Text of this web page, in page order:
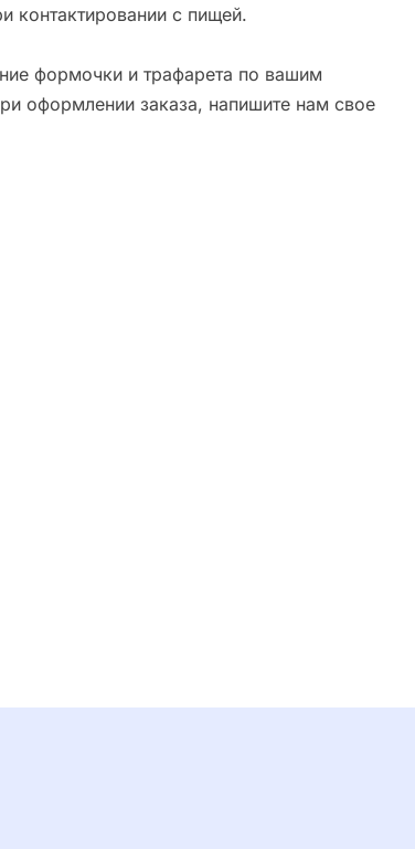
контактировании с пищей.
формочки и трафарета по вашим
оформлении заказа, напишите нам свое